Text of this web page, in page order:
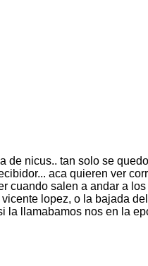
de nicus.. tan solo se
aca quieren ver
cuando salen a andar a los
lopez, o la bajada
la llamabamos nos en la